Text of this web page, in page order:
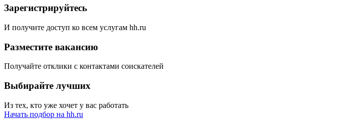
Зарегистрируйтесь
И получите доступ ко всем услугам hh.ru
Разместите вакансию
Получайте отклики с контактами соискателей
Выбирайте лучших
Из тех, кто уже хочет у вас работать
Начать подбор на hh.ru